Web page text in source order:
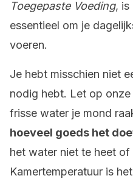
Toegepaste Voeding, is
essentieel om je
voeren.
Je hebt misschien niet
nodig hebt. Let op
frisse water je mond
hoeveel goeds het
het water niet te heet of
Kamertemperatuur is